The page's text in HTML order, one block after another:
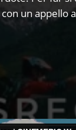
un appello